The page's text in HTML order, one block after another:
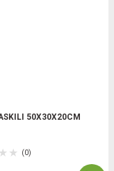
50X30X20CM
(0)